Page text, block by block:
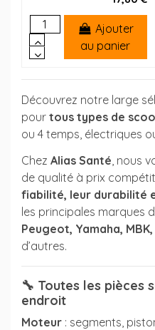
Ajouter
au panier
Découvrez notre large
pour tous types de
ou 4 temps, électriques
Chez Alias Santé , nous
de qualité à prix
fiabilité, leur durabilité
les principales marques
Peugeot, Yamaha,
d’autres.
🔧 Toutes les pièces
endroit
Moteur : segments,